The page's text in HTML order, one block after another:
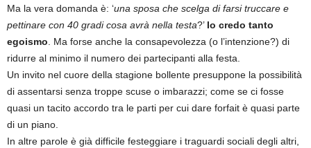
Ma la vera domanda è: ‘una sposa che scelga di farsi truccare e
pettinare con 40 gradi cosa avrà nella testa?’ Io credo tanto
egoismo. Ma forse anche la consapevolezza (o l’intenzione?) di
ridurre al minimo il numero dei partecipanti alla festa.
Un invito nel cuore della stagione bollente presuppone la possibilità
di assentarsi senza troppe scuse o imbarazzi; come se ci fosse
quasi un tacito accordo tra le parti per cui dare forfait è quasi parte
di un piano.
In altre parole è già difficile festeggiare i traguardi sociali degli altri,